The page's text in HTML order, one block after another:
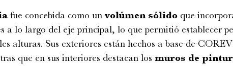
fue concebida como unvolúmen sólido que
a lo largo del eje principal, lo que permitió establecer
alturas. Sus exteriores están hechos a base de
que en sus interiores destacan los muros de